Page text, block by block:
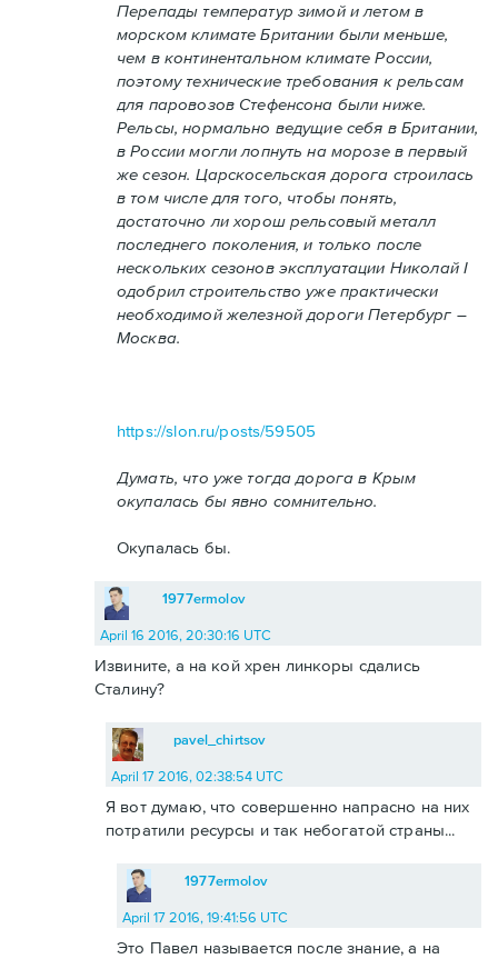
Перепады температур зимой и летом в
морском климате Британии были меньше,
чем в континентальном климате России,
поэтому технические требования к рельсам
для паровозов Стефенсона были ниже.
Рельсы, нормально ведущие себя в Британии,
в России могли лопнуть на морозе в первый
же сезон. Царскосельская дорога строилась
в том числе для того, чтобы понять,
достаточно ли хорош рельсовый металл
последнего поколения, и только после
нескольких сезонов эксплуатации Николай I
одобрил строительство уже практически
необходимой железной дороги Петербург –
Москва.
https://slon.ru/posts/59505
Думать, что уже тогда дорога в Крым
окупалась бы явно сомнительно.
Окупалась бы.
1977ermolov
April 16 2016, 20:30:16 UTC
Извините, а на кой хрен линкоры сдались
Сталину?
pavel_chirtsov
April 17 2016, 02:38:54 UTC
Я вот думаю, что совершенно напрасно на них
потратили ресурсы и так небогатой страны...
1977ermolov
April 17 2016, 19:41:56 UTC
Это Павел называется после знание, а на